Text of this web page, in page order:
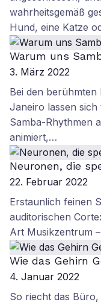
wahrheitsgemäß
Hund, eine Katze
Warum uns
3. März 2022
Bei den berühmten
Janeiro lassen
Samba-Rhythmen
animiert,…
Neuronen, die
22. Februar 2022
Erstaunlich feinen
auditorischen
Art Musikzentrum
Wie das Gehirn
4. Januar 2022
So riecht das